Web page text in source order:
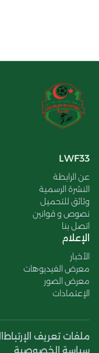
LWF33
عن الرابطة
النشرة الرسمية
وثائق للتحميل
نصوص و قوانين
اتصل بنا
الإعلام
الأخبار
معرض الفيديوهات
معرض الصور
الإعتمادات
ملفات تعريف الإرتباط
سياسة الخصوصية